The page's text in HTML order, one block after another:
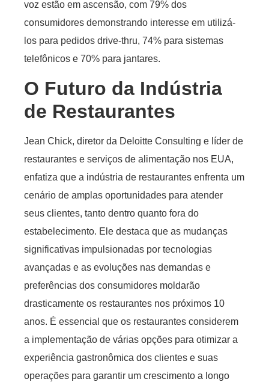
voz estão em ascensão, com 79% dos
consumidores demonstrando interesse em utilizá-
los para pedidos drive-thru, 74% para sistemas
telefônicos e 70% para jantares.
O Futuro da Indústria
de Restaurantes
Jean Chick, diretor da Deloitte Consulting e líder de
restaurantes e serviços de alimentação nos EUA,
enfatiza que a indústria de restaurantes enfrenta um
cenário de amplas oportunidades para atender
seus clientes, tanto dentro quanto fora do
estabelecimento. Ele destaca que as mudanças
significativas impulsionadas por tecnologias
avançadas e as evoluções nas demandas e
preferências dos consumidores moldarão
drasticamente os restaurantes nos próximos 10
anos. É essencial que os restaurantes considerem
a implementação de várias opções para otimizar a
experiência gastronômica dos clientes e suas
operações para garantir um crescimento a longo